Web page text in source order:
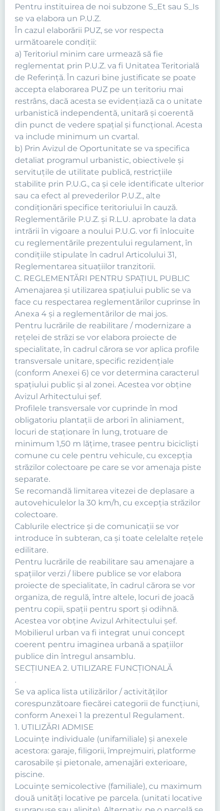
Pentru instituirea de noi subzone S_Et sau S_Is
se va elabora un P.U.Z.
În cazul elaborării PUZ, se vor respecta
următoarele condiţii:
a) Teritoriul minim care urmează să fie
reglementat prin P.U.Z. va fi Unitatea Teritorială
de Referinţă. În cazuri bine justificate se poate
accepta elaborarea PUZ pe un teritoriu mai
restrâns, dacă acesta se evidenţiază ca o unitate
urbanistică independentă, unitară şi coerentă
din punct de vedere spaţial şi funcţional. Acesta
va include minimum un cvartal.
b) Prin Avizul de Oportunitate se va specifica
detaliat programul urbanistic, obiectivele şi
servituţile de utilitate publică, restricţiile
stabilite prin P.U.G., ca şi cele identificate ulterior
sau ca efect al prevederilor P.U.Z., alte
condiţionări specifice teritoriului în cauză.
Reglementările P.U.Z. şi R.L.U. aprobate la data
intrării în vigoare a noului P.U.G. vor fi înlocuite
cu reglementările prezentului regulament, în
condiţiile stipulate în cadrul Articolului 31,
Reglementarea situaţiilor tranzitorii.
C. REGLEMENTĂRI PENTRU SPAȚIUL PUBLIC
Amenajarea şi utilizarea spaţiului public se va
face cu respectarea reglementărilor cuprinse în
Anexa 4 şi a reglementărilor de mai jos.
Pentru lucrările de reabilitare / modernizare a
reţelei de străzi se vor elabora proiecte de
specialitate, în cadrul cărora se vor aplica profile
transversale unitare, specific rezidenţiale
(conform Anexei 6) ce vor determina caracterul
spaţiului public şi al zonei. Acestea vor obține
Avizul Arhitectului șef.
Profilele transversale vor cuprinde în mod
obligatoriu plantaţii de arbori în aliniament,
locuri de staţionare în lung, trotuare de
minimum 1,50 m lăţime, trasee pentru biciclişti
comune cu cele pentru vehicule, cu excepţia
străzilor colectoare pe care se vor amenaja piste
separate.
Se recomandă limitarea vitezei de deplasare a
autovehiculelor la 30 km/h, cu excepţia străzilor
colectoare.
Cablurile electrice şi de comunicaţii se vor
introduce în subteran, ca şi toate celelalte reţele
edilitare.
Pentru lucrările de reabilitare sau amenajare a
spaţiilor verzi / libere publice se vor elabora
proiecte de specialitate, în cadrul cărora se vor
organiza, de regulă, între altele, locuri de joacă
pentru copii, spaţii pentru sport şi odihnă.
Acestea vor obține Avizul Arhitectului șef.
Mobilierul urban va fi integrat unui concept
coerent pentru imaginea urbană a spaţiilor
publice din întregul ansamblu.
SECŢIUNEA 2. UTILIZARE FUNCŢIONALĂ
.
Se va aplica lista utilizărilor / activităţilor
corespunzătoare fiecărei categorii de funcţiuni,
conform Anexei 1 la prezentul Regulament.
1. UTILIZĂRI ADMISE
Locuinţe individuale (unifamiliale) şi anexele
acestora: garaje, filigorii, împrejmuiri, platforme
carosabile şi pietonale, amenajări exterioare,
piscine.
Locuinţe semicolective (familiale), cu maximum
două unităţi locative pe parcela. (unitati locative